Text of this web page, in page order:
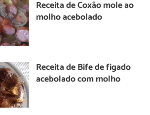
Receita de Coxão mole ao
molho acebolado
Receita de Bife de figado
acebolado com molho